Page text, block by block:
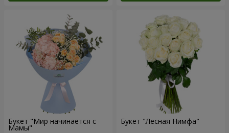
Букет "Мир начинается с
Мамы"
Букет "Лесная Нимфа"